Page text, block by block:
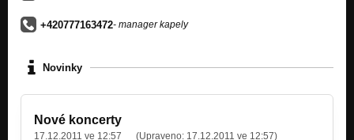
+420777163472- manager kapely
Novinky
Nové koncerty
17.12.2011 ve 12:57 (Upraveno: 17.12.2011 ve 12:57)